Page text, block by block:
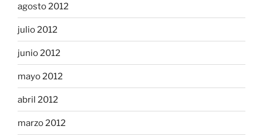
agosto 2012
julio 2012
junio 2012
mayo 2012
abril 2012
marzo 2012